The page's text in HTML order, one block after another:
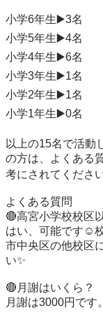
小学6年生▶️3名
小学5年生▶️4名
小学4年生▶️6名
小学3年生▶️1名
小学2年生▶️1名
小学1年生▶️0名
以上の15名で活動
の方は、よくある
考にされてくださ
よくある質問
🔴高宮小学校校区
はい、可能です☺️
市中央区の他校区
い✨
🔴月謝はいくら？
月謝は3000円です